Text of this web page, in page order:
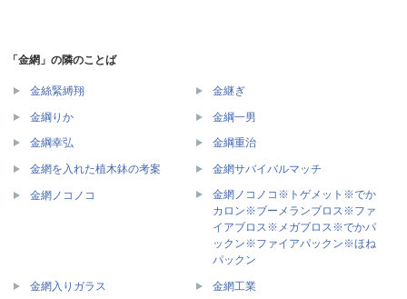
「金網」の隣のことば
金絲緊縛翔 金継ぎ
金綱りか 金綱一男
金綱幸弘 金綱重治
金網を入れた植木鉢の考案 金網サバイバルマッチ
金網ノコノコ
金網ノコノコ※トゲメット※でか
カロン※ブーメランブロス※ファ
イアブロス※メガブロス※でかパ
ックン※ファイアパックン※ほね
パックン
金網入りガラス 金網工業